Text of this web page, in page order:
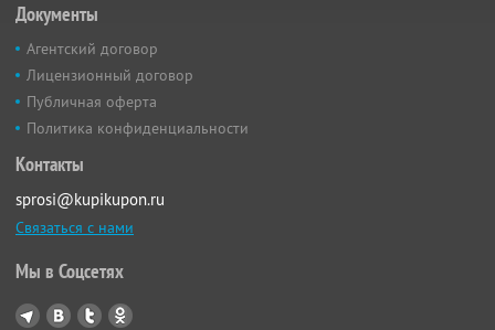
Документы
Агентский договор
Лицензионный договор
Публичная оферта
Политика конфиденциальности
Контакты
sprosi@kupikupon.ru
Связаться с нами
Мы в Соцсетях